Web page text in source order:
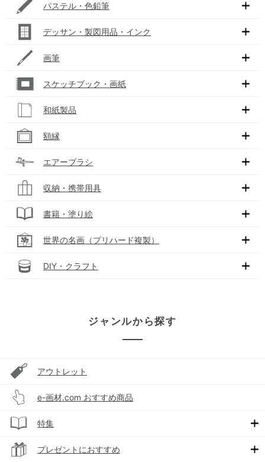
パステル・色鉛筆
デッサン・製図用品・インク
画筆
スケッチブック・画紙
和紙製品
額縁
エアーブラシ
収納・携帯用具
書籍・塗り絵
世界の名画（プリハード複製）
DIY・クラフト
ジャンルから探す
アウトレット
e-画材.com おすすめ商品
特集
プレゼントにおすすめ